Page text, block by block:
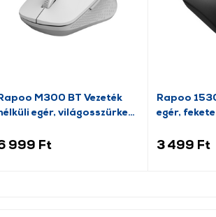
M300 BT Vezeték
egér, világosszürke
999 Ft
Rapoo
egér, fekete
3 499 Ft